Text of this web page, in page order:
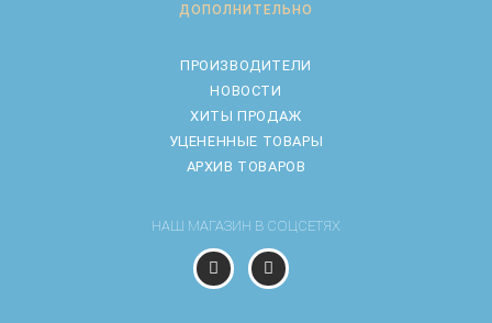
ДОПОЛНИТЕЛЬНО
ПРОИЗВОДИТЕЛИ
НОВОСТИ
ХИТЫ ПРОДАЖ
УЦЕНЕННЫЕ ТОВАРЫ
АРХИВ ТОВАРОВ
НАШ МАГАЗИН В СОЦСЕТЯХ